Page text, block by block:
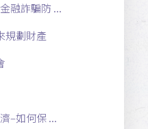
融詐騙防 ...
規劃財產
–如何保 ...